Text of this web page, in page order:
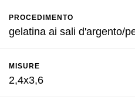
PROCEDIMENTO
gelatina ai sali d'argento/
MISURE
2,4x3,6